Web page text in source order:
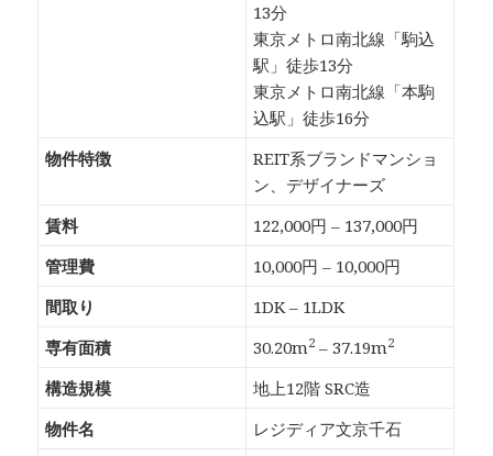
13分
東京メトロ南北線「駒込
駅」徒歩13分
東京メトロ南北線「本駒
込駅」徒歩16分
物件特徴
REIT系ブランドマンショ
ン、デザイナーズ
賃料
122,000円 – 137,000円
管理費
10,000円 – 10,000円
間取り
1DK – 1LDK
専有面積
30.20m2 – 37.19m2
構造規模
地上12階 SRC造
物件名
レジディア文京千石